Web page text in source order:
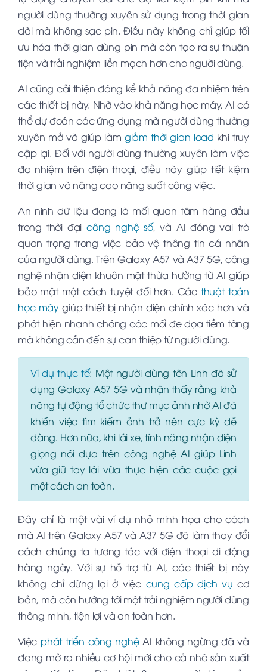
người dùng thường xuyên sử dụng trong thời gian
dài mà không sạc pin. Điều này không chỉ giúp tối
ưu hóa thời gian dùng pin mà còn tạo ra sự thuận
tiện và trải nghiệm liền mạch hơn cho người dùng.
AI cũng cải thiện đáng kể khả năng đa nhiệm trên
các thiết bị này. Nhờ vào khả năng học máy, AI có
thể dự đoán các ứng dụng mà người dùng thường
xuyên mở và giúp làm giảm thời gian load khi truy
cập lại. Đối với người dùng thường xuyên làm việc
đa nhiệm trên điện thoại, điều này giúp tiết kiệm
thời gian và nâng cao năng suất công việc.
An ninh dữ liệu đang là mối quan tâm hàng đầu
trong thời đạicông nghệ số, và AI đóng vai trò
quan trọng trong việc bảo vệ thông tin cá nhân
của người dùng. Trên Galaxy A57 và A37 5G, công
nghệ nhận diện khuôn mặt thừa hưởng từ AI giúp
bảo mật một cách tuyệt đối hơn. Các thuật toán
học máygiúp thiết bị nhận diện chính xác hơn và
phát hiện nhanh chóng các mối đe dọa tiềm tàng
mà không cần đến sự can thiệp từ người dùng.
Ví dụ thực tế: Một người dùng tên Linh đã sử
dụng Galaxy A57 5G và nhận thấy rằng khả
năng tự động tổ chức thư mục ảnh nhờ AI đã
khiến việc tìm kiếm ảnh trở nên cực kỳ dễ
dàng. Hơn nữa, khi lái xe, tính năng nhận diện
giọng nói dựa trên công nghệ AI giúp Linh
vừa giữ tay lái vừa thực hiện các cuộc gọi
một cách an toàn.
Đây chỉ là một vài ví dụ nhỏ minh họa cho cách
mà AI trên Galaxy A57 và A37 5G đã làm thay đổi
cách chúng ta tương tác với điện thoại di động
hàng ngày. Với sự hỗ trợ từ AI, các thiết bị này
không chỉ dừng lại ở việc cung cấp dịch vụ cơ
bản, mà còn hướng tới một trải nghiệm người dùng
thông minh, tiện lợi và an toàn hơn.
Việc phát triển công nghệAI không ngừng đã và
đang mở ra nhiều cơ hội mới cho cả nhà sản xuất